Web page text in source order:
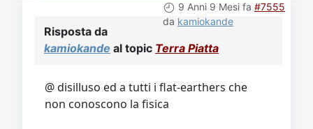
9 Anni 9 Mesi fa #7555
da kamiokande
Risposta da
kamiokande al topic Terra Piatta
@ disilluso ed a tutti i flat-earthers che
non conoscono la fisica